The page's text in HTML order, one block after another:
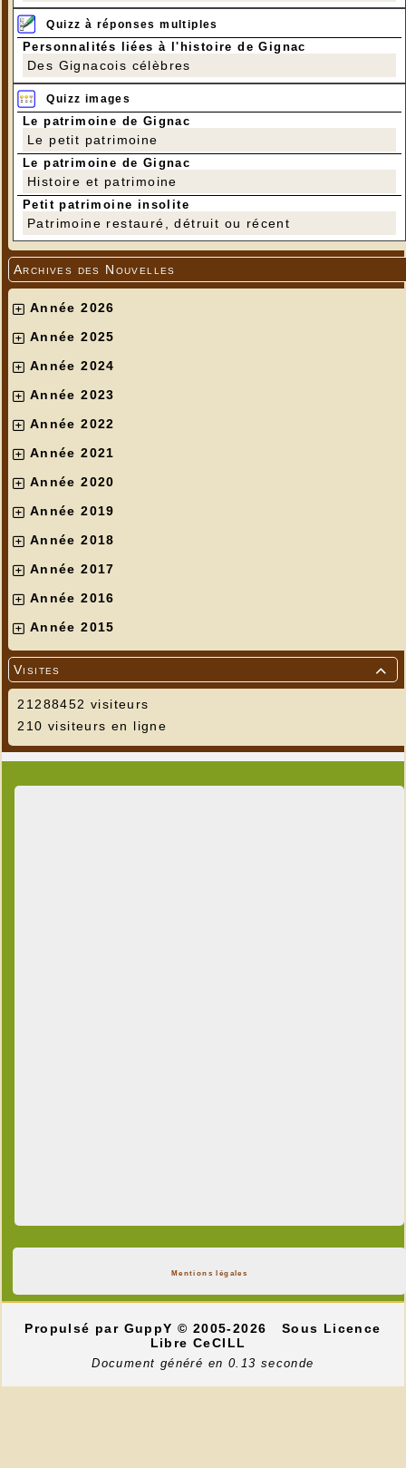
Quizz à réponses multiples
Personnalités liées à l'histoire de Gignac
Des Gignacois célèbres
Quizz images
Le patrimoine de Gignac
Le petit patrimoine
Le patrimoine de Gignac
Histoire et patrimoine
Petit patrimoine insolite
Patrimoine restauré, détruit ou récent
Archives des Nouvelles
Année 2026
Année 2025
Année 2024
Année 2023
Année 2022
Année 2021
Année 2020
Année 2019
Année 2018
Année 2017
Année 2016
Année 2015

Visites
21288452 visiteurs
210 visiteurs en ligne
Mentions légales
Propulsé par GuppY© 2005-2026
Sous Licence
Libre CeCILL
Document généré en 0.13 seconde